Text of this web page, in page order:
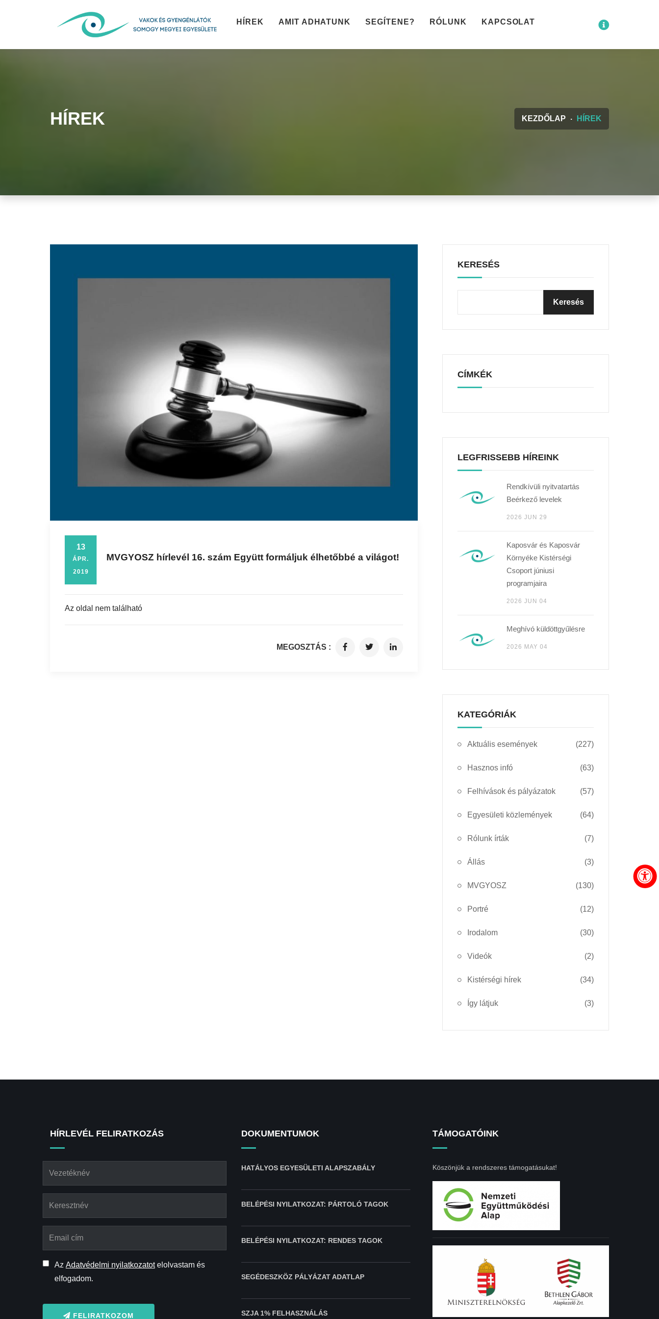
HÍREK AMIT ADHATUNK SEGÍTENE? RÓLUNK KAPCSOLAT
HÍREK KEZDŐLAP HÍREK
13
ÁPR.
2019
MVGYOSZ hírlevél 16. szám Együtt formáljuk élhetőbbé a világot!
Az oldal nem található
MEGOSZTÁS :
KERESÉS
CÍMKÉK
LEGFRISSEBB HÍREINK
Rendkívüli nyitvatartás
Beérkező levelek
2026 JUN 29
Kaposvár és Kaposvár
Környéke Kistérségi
Csoport júniusi
programjaira
2026 JUN 04
Meghívó küldöttgyűlésre
2026 MAY 04
KATEGÓRIÁK
Aktuális események (227)
Hasznos infó (63)
Felhívások és pályázatok (57)
Egyesületi közlemények (64)
Rólunk írták (7)
Állás (3)
MVGYOSZ (130)
Portré (12)
Irodalom (30)
Videók (2)
Kistérségi hírek (34)
Így látjuk (3)
HÍRLEVÉL FELIRATKOZÁS
Az Adatvédelmi nyilatkozatotelolvastam és
elfogadom.
FELIRATKOZOM
DOKUMENTUMOK
HATÁLYOS EGYESÜLETI ALAPSZABÁLY
BELÉPÉSI NYILATKOZAT: PÁRTOLÓ TAGOK
BELÉPÉSI NYILATKOZAT: RENDES TAGOK
SEGÉDESZKÖZ PÁLYÁZAT ADATLAP
SZJA 1% FELHASZNÁLÁS
TÁMOGATÓINK
Köszönjük a rendszeres támogatásukat!